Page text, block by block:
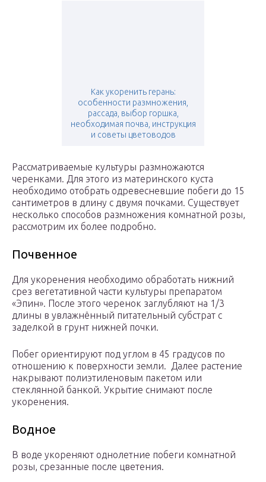
Как укоренить герань:
особенности размножения,
рассада, выбор горшка,
необходимая почва, инструкция
и советы цветоводов
Рассматриваемые культуры размножаются
черенками. Для этого из материнского куста
необходимо отобрать одревесневшие побеги до 15
сантиметров в длину с двумя почками. Существует
несколько способов размножения комнатной розы,
рассмотрим их более подробно.
Почвенное
Для укоренения необходимо обработать нижний
срез вегетативной части культуры препаратом
«Эпин». После этого черенок заглубляют на 1/3
длины в увлажнённый питательный субстрат с
заделкой в грунт нижней почки.
Побег ориентируют под углом в 45 градусов по
отношению к поверхности земли. Далее растение
накрывают полиэтиленовым пакетом или
стеклянной банкой. Укрытие снимают после
укоренения.
Водное
В воде укореняют однолетние побеги комнатной
розы, срезанные после цветения.